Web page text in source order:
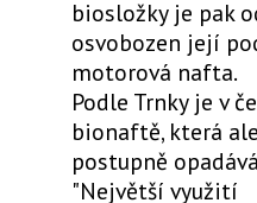
biosložky je pak
osvobozen její
motorová nafta.
Podle Trnky je v
bionaftě, která ale
postupně
"Největší využití